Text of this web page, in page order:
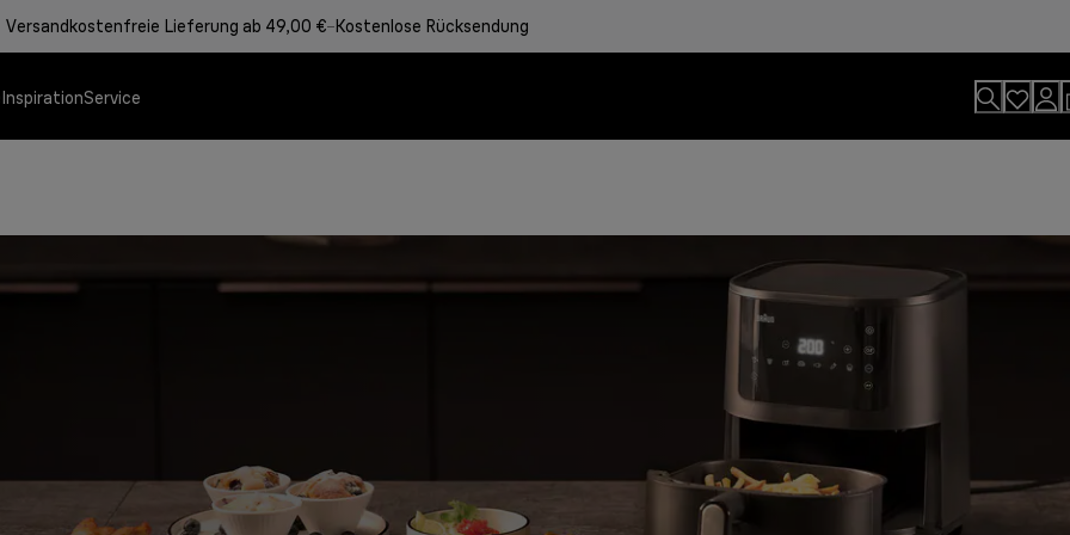
Versandkostenfreie Lieferung ab 49,00 € Kostenlose Rücksendung
Angebote
InspirationService